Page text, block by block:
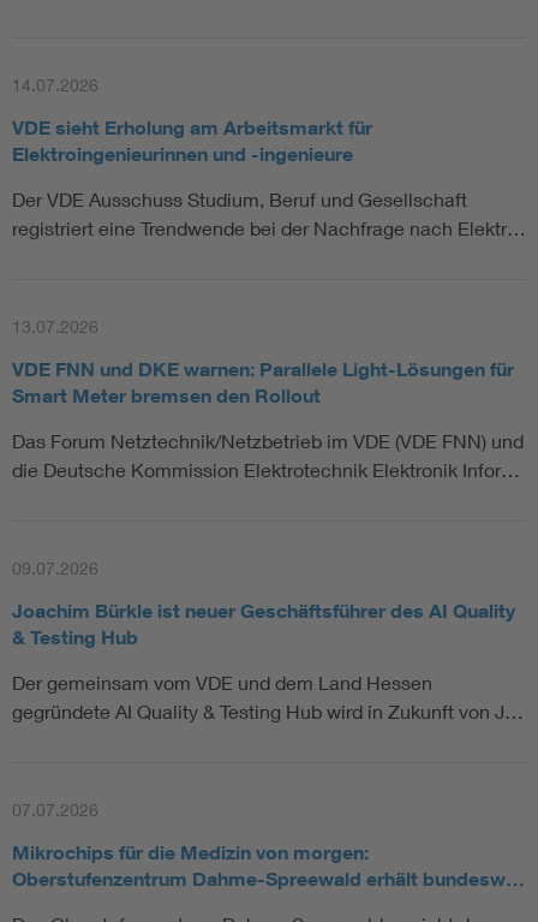
14.07.2026
VDE sieht Erholung am Arbeitsmarkt für
Elektroingenieurinnen und -ingenieure
Der VDE Ausschuss Studium, Beruf und Gesellschaft
registriert eine Trendwende bei der Nachfrage nach Elektr…
13.07.2026
VDE FNN und DKE warnen: Parallele Light-Lösungen für
Smart Meter bremsen den Rollout
Das Forum Netztechnik/Netzbetrieb im VDE (VDE FNN) und
die Deutsche Kommission Elektrotechnik Elektronik Infor…
09.07.2026
Joachim Bürkle ist neuer Geschäftsführer des AI Quality
& Testing Hub
Der gemeinsam vom VDE und dem Land Hessen
gegründete AI Quality & Testing Hub wird in Zukunft von J…
07.07.2026
Mikrochips für die Medizin von morgen:
Oberstufenzentrum Dahme-Spreewald erhält bundesw…